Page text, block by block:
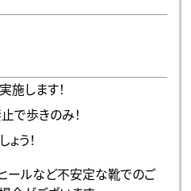
施します！
で歩きのみ！
う！
ールなど不安定な靴でのご